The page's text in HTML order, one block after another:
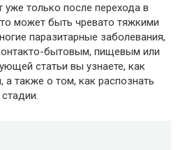
уже только после перехода в
может быть чревато тяжкими
паразитарные заболевания,
бытовым, пищевым или
статьи вы узнаете, как
а также о том, как распознать